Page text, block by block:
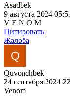
Asadbek
9 августа 2024 05:51
V E N O M
Цитировать
Жалоба
Quvonchbek
24 сентября 2024
Venom